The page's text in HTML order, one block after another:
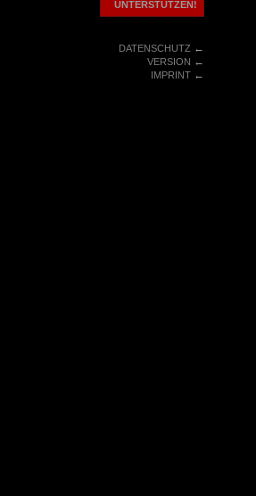
UNTERSTÜTZEN!
DATENSCHUTZ←
VERSION ←
IMPRINT←